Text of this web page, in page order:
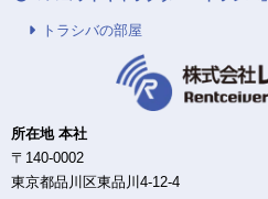
トラシバの部屋
所在地 本社
〒140-0002
東京都品川区東品川4-12-4